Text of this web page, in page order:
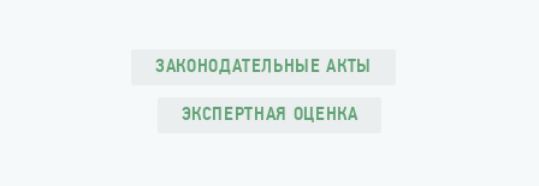
ЗАКОНОДАТЕЛЬНЫЕ АКТЫ
ЭКСПЕРТНАЯ ОЦЕНКА